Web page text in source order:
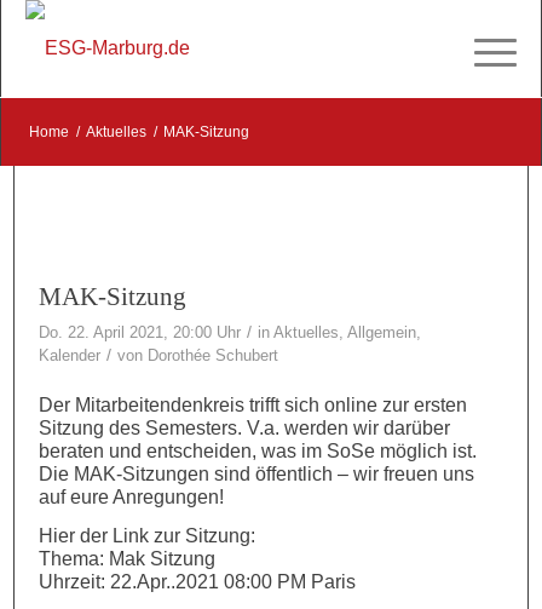
Home / Aktuelles / MAK-Sitzung
MAK-Sitzung
Do. 22. April 2021, 20:00 Uhr / inAktuelles,Allgemein,
Kalender / von Dorothée Schubert
Der Mitarbeitendenkreis trifft sich online zur ersten
Sitzung des Semesters. V.a. werden wir darüber
beraten und entscheiden, was im SoSe möglich ist.
Die MAK-Sitzungen sind öffentlich – wir freuen uns
auf eure Anregungen!
Hier der Link zur Sitzung:
Thema: Mak Sitzung
Uhrzeit: 22.Apr..2021 08:00 PM Paris